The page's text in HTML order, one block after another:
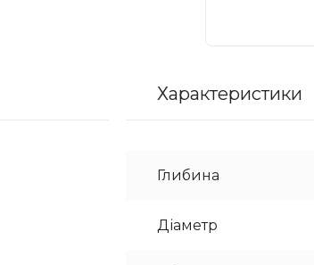
Характеристики
Глибина
Діаметр